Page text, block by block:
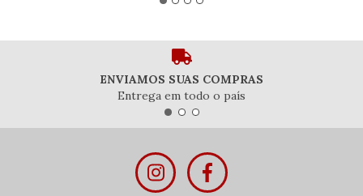
ENVIAMOS SUAS COMPRAS
Entrega em todo o país